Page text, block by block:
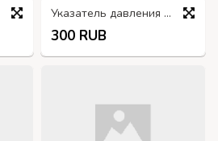
Указатель давления масла УК201
300 RUB